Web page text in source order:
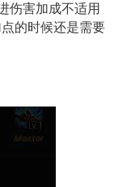
伤害加成不适用
的时候还是需要